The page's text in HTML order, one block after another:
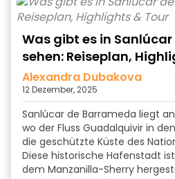
Was gibt es in
sehen: Reiseplan,
Alexandra Dubakova
12 Dezember, 2025
Sanlúcar de Barrameda liegt
wo der Fluss Guadalquivir in
die geschützte Küste des
Diese historische Hafenstadt
dem Manzanilla-Sherry